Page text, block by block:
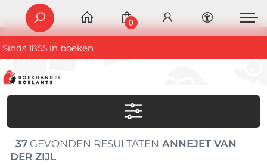
Sinds 1855 in boeken
0
37GEVONDEN RESULTATEN ANNEJET VAN
DER ZIJL